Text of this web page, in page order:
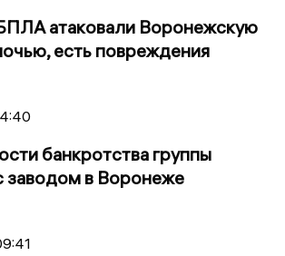
атаковали Воронежскую
есть повреждения
банкротства группы
заводом в Воронеже